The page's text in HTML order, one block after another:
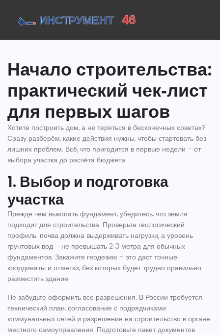
Начало строительства:
практический чек‑лист
для первых шагов
Хотите построить дом, а не теряться в бесконечных советах?
Сразу разберём, какие действия нужны, чтобы стартовать без
лишних проблем. Всё, что пригодится в первые недели – от
выбора участка до расчёта бюджета.
1. Выбор и подготовка
участка
Прежде чем выкопать фундамент, убедитесь, что земля
подходит для строительства. Проверьте геологический
профиль: почва должна выдерживать нагрузки, а уровень
грунтовых вод – не превышать 2‑3 метра для обычных
фундаментов. Закажите геодезию – это даст точные
координаты и отметки, без которых будет трудно правильно
разместить здание.
Не забудьте оформить все разрешения. В России требуется
технический план, согласование с подрядчиками
коммунальных сетей и разрешение на строительство в органе
местного самоуправления. Подготовьте пакет документов